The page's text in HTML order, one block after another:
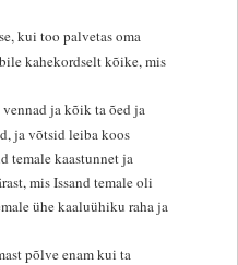
kui too palvetas oma
kahekordselt kõike, mis
ja kõik ta õed ja
ja võtsid leiba koos
temale kaastunnet ja
mis Issand temale oli
ühe kaaluühiku raha ja
põlve enam kui ta